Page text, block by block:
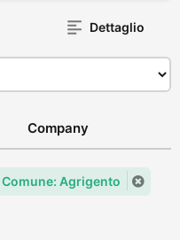
Dettaglio
Company
Comune: Agrigento